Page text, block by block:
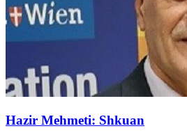
Hazir Mehmeti: Shkuan